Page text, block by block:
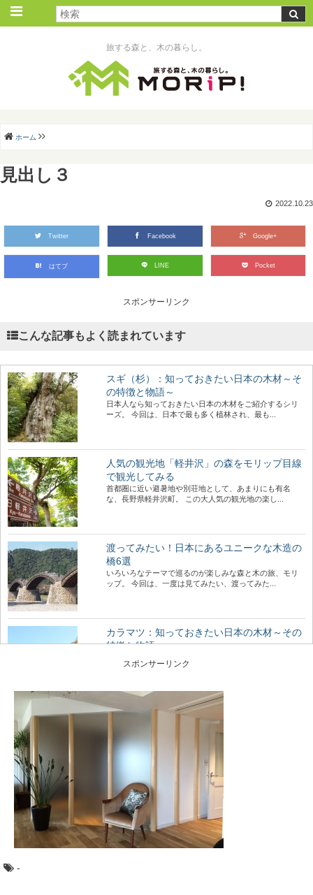
旅する森と、木の暮らし。
ホーム
見出し３
2022.10.23
Twitter Facebook Google+
はてブ LINE Pocket
スポンサーリンク
こんな記事もよく読まれています
スギ（杉）：知っておきたい日本の木材～そ
の特徴と物語～
日本人なら知っておきたい日本の木材をご紹介するシリ
ーズ。 今回は、日本で最も多く植林され、最も...
人気の観光地「軽井沢」の森をモリップ目線
で観光してみる
首都圏に近い避暑地や別荘地として、あまりにも有名
な、長野県軽井沢町。 この大人気の観光地の楽し...
渡ってみたい！日本にあるユニークな木造の
橋6選
いろいろなテーマで巡るのが楽しみな森と木の旅、モリ
ップ。 今回は、一度は見てみたい、渡ってみた...
カラマツ：知っておきたい日本の木材～その
特徴と物語～
ーズ。 今回は、日本で唯一の落葉する針葉樹「...
日本三大美林「秋田杉」をめぐる秋田観光へ
日本三大美林にも選ばれている秋田県の銘木といえば
「秋田杉」！ 一度は見てみたい天然の杉ですが、...
針葉樹と広葉樹の違いって何？森から木材ま
で比べてみました
木材の種類には「針葉樹」と「広葉樹」があるのはご存
知ですか？ 針葉樹と広葉樹は、いったい何が違...
スポンサーリンク
-